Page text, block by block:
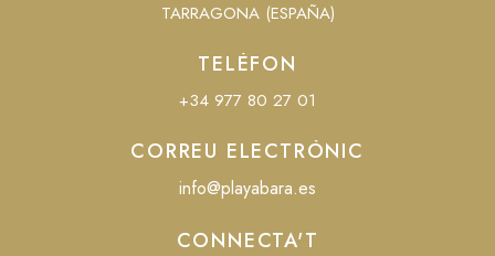
TARRAGONA (ESPAÑA)
TELÈFON
+34 977 80 27 01
CORREU ELECTRÒNIC
info@playabara.es
CONNECTA'T